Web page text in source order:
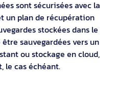
sont sécurisées avec la
un plan de récupération
stockées dans le
sauvegardées vers un
ou stockage en cloud,
le cas échéant.